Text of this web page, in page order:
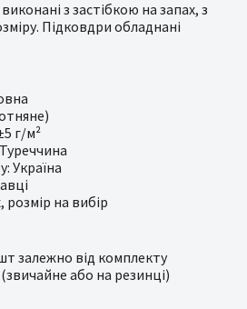
з застібкою на запах, з
Підковдри обладнані
г/м²
Україна
розмір на вибір
залежно від комплекту
або на резинці)